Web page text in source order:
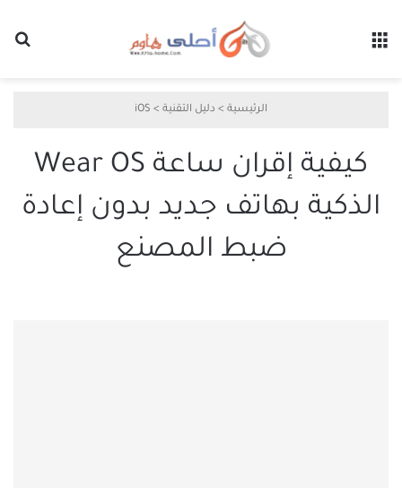
الرئيسية > دليل التقنية >
iOS
كيفية إقران ساعة Wear OS
الذكية بهاتف جديد بدون إعادة
ضبط المصنع